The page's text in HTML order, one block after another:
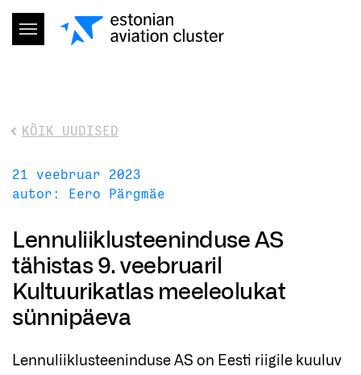
KÕIK UUDISED
21 veebruar 2023
autor: Eero Pärgmäe
Lennuliiklusteeninduse AS
tähistas 9. veebruaril
Kultuurikatlas meeleolukat
sünnipäeva
Lennuliiklusteeninduse AS on Eesti riigile kuuluv